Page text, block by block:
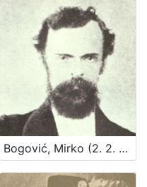
Bogović, Mirko (2. 2. 1816. – 4. 5. 1893.)